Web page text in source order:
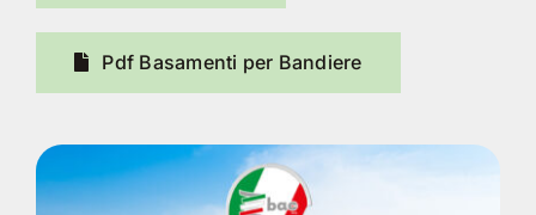
Pdf Basamenti per Bandiere